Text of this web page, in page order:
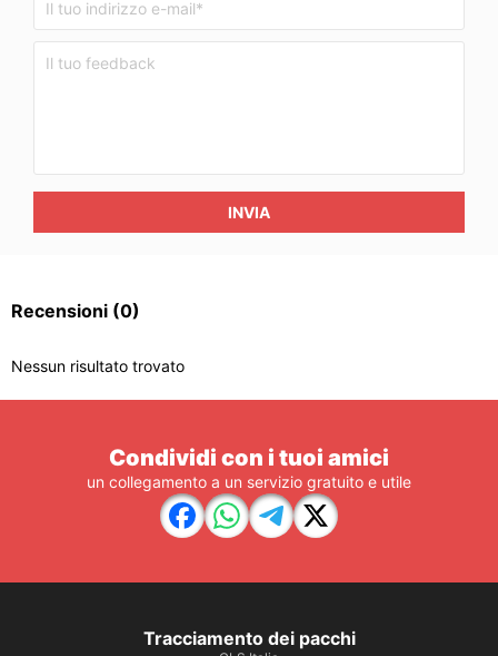
INVIA
Recensioni (0)
Nessun risultato trovato
Condividi con i tuoi amici
un collegamento a un servizio gratuito e utile
Tracciamento dei pacchi